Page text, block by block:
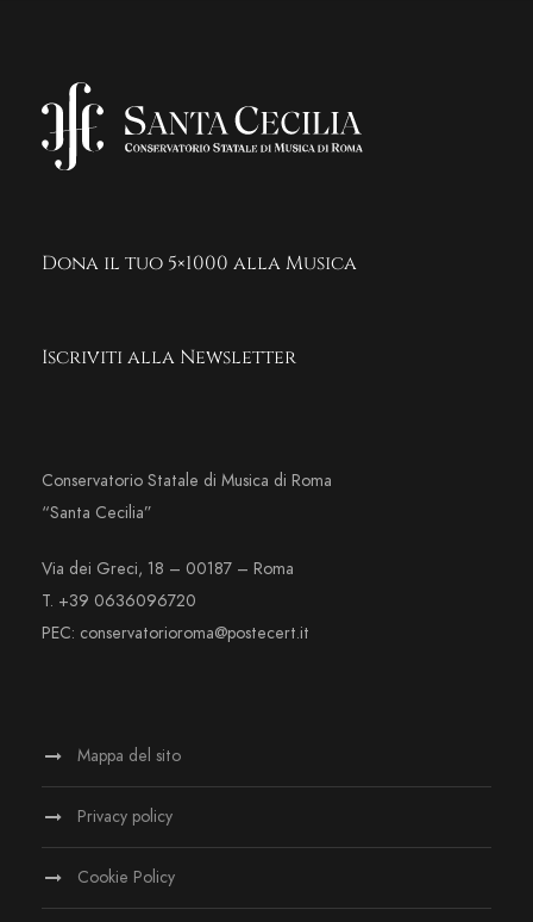
Dona il tuo 5×1000 alla Musica
Iscriviti alla Newsletter
Conservatorio Statale di Musica di Roma
“Santa Cecilia”
Via dei Greci, 18 – 00187 – Roma
T. +39 0636096720
PEC: conservatorioroma@postecert.it
Mappa del sito
Privacy policy
Cookie Policy